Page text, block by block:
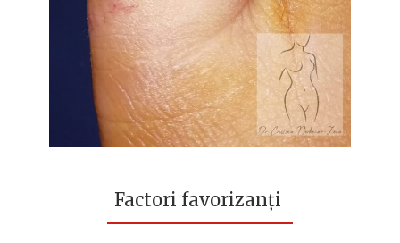
Factori favorizanți